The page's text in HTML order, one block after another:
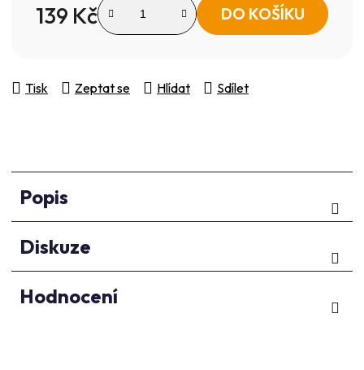
139 Kč DO KOŠÍKU
Tisk Zeptat se Hlídat Sdílet
Popis
Diskuze
Hodnocení